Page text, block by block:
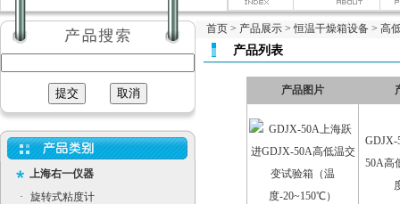
上海右一仪器
·
旋转式粘度计
首页 > 产品展示 >恒温干燥箱设备 > 高
产品列表
产品图片
GDJX-
50A高